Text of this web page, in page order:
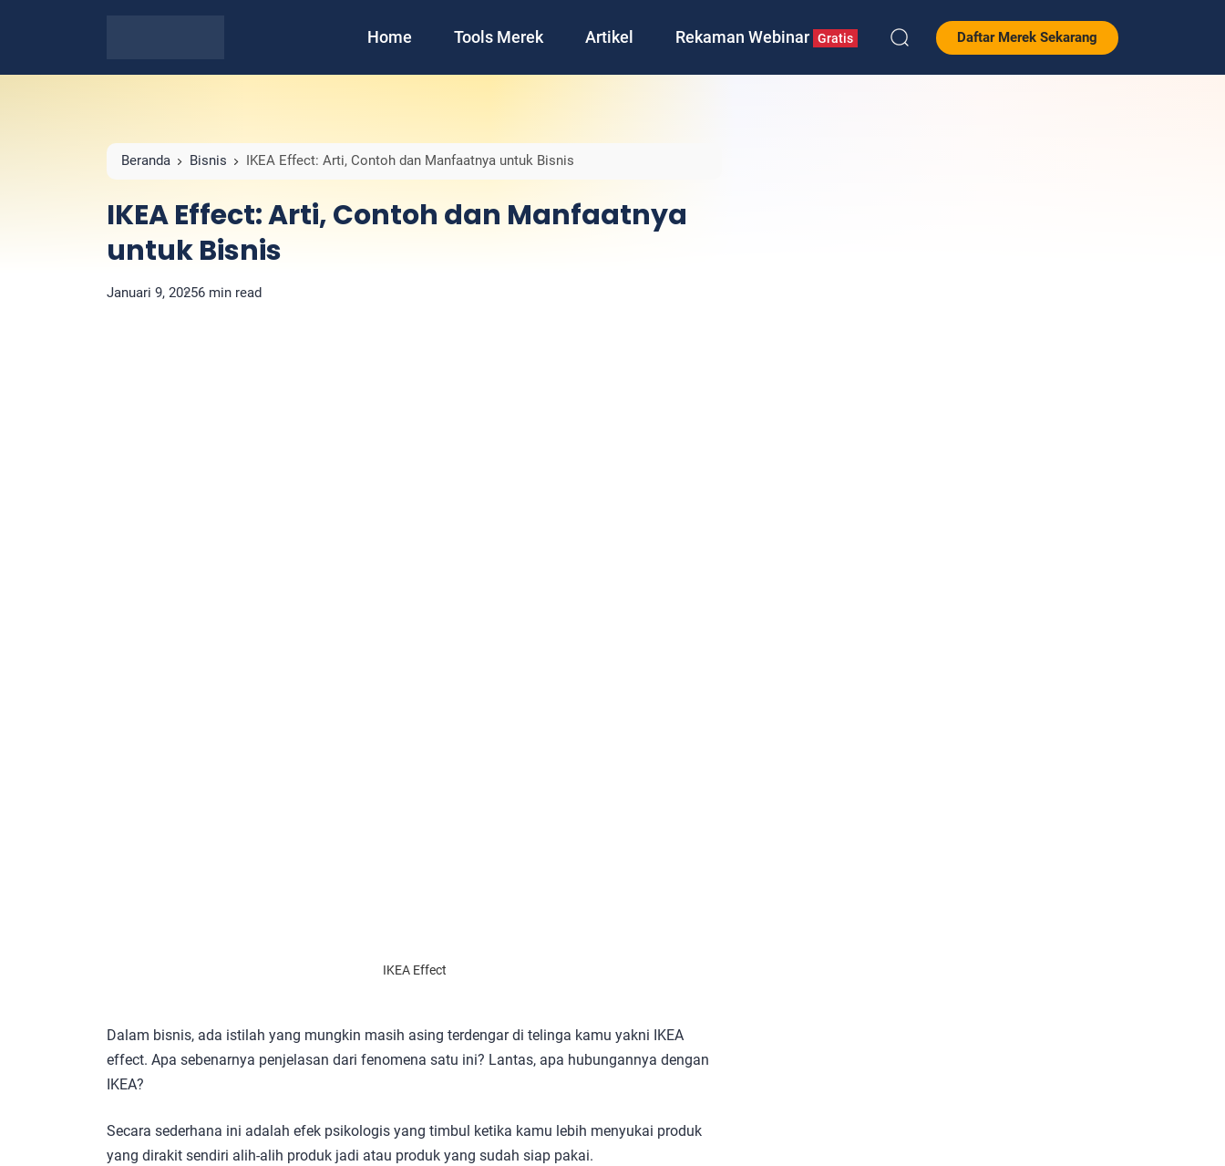
Home Tools Merek Artikel Rekaman Webinar Gratis Daftar Merek Sekarang
Beranda Bisnis IKEA Effect: Arti, Contoh dan Manfaatnya untuk Bisnis
IKEA Effect: Arti, Contoh dan Manfaatnya
untuk Bisnis
Januari 9, 20256 min read
IKEA Effect
Dalam bisnis, ada istilah yang mungkin masih asing terdengar di telinga kamu yakni IKEA
effect. Apa sebenarnya penjelasan dari fenomena satu ini? Lantas, apa hubungannya dengan
IKEA?
Secara sederhana ini adalah efek psikologis yang timbul ketika kamu lebih menyukai produk
yang dirakit sendiri alih-alih produk jadi atau produk yang sudah siap pakai.